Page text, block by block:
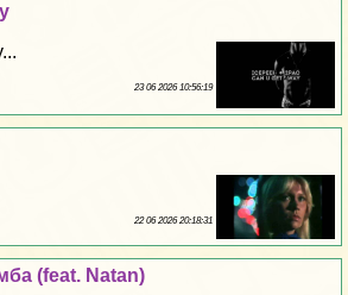
23 06 2026 10:56:19
22 06 2026 20:18:31
(feat. Natan)